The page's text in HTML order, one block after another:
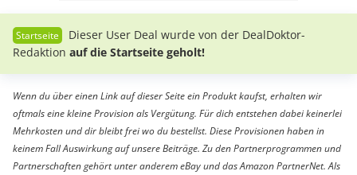
Dieser User Deal wurde von der DealDoktor-
Redaktion auf die Startseite geholt!
Wenn du über einen Link auf dieser Seite ein Produkt kaufst, erhalten wir
oftmals eine kleine Provision als Vergütung. Für dich entstehen dabei keinerlei
Mehrkosten und dir bleibt frei wo du bestellst. Diese Provisionen haben in
keinem Fall Auswirkung auf unsere Beiträge. Zu den Partnerprogrammen und
Partnerschaften gehört unter anderem eBay und das Amazon PartnerNet. Als